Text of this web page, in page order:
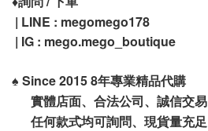
| LINE : megomego178
| IG : mego.mego_boutique
♠️ Since 2015 8年專業精品代購
實體店面、合法公司、誠信交易
任何款式均可詢問、現貨量充足